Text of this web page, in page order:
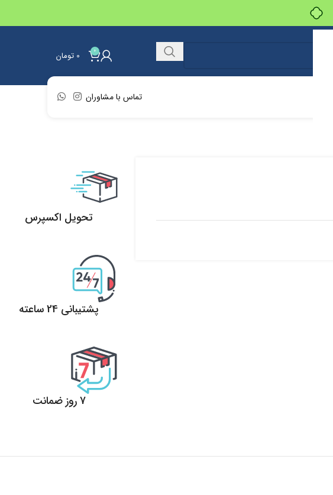
0
0 تومان
تماس با مشاوران
تحویل اکسپرس
پشتیبانی 24 ساعته
7 روز ضمانت